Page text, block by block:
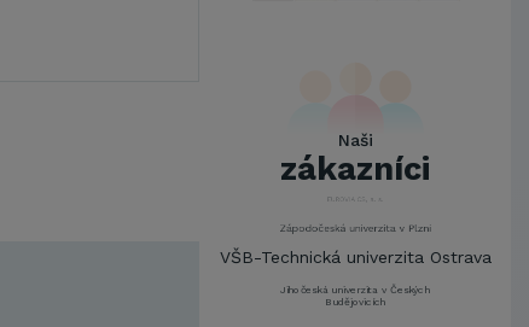
Naši
zákazníci
Arcibiskupství pražské
Kostelecké uzeniny a.s.
EUROVIA CS, a. s.
Zápodočeská univerzita v Plzni
VŠB-Technická univerzita Ostrava
Jihočeská univerzita v Českých
Budějovicích